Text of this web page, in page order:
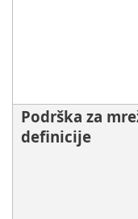
Podrška za
definicije